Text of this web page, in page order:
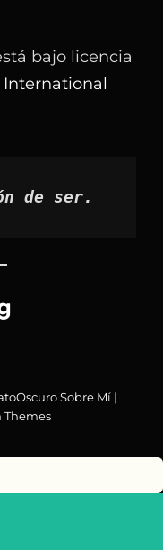
bajo licencia
de ser.
Sobre Mí|
Themes